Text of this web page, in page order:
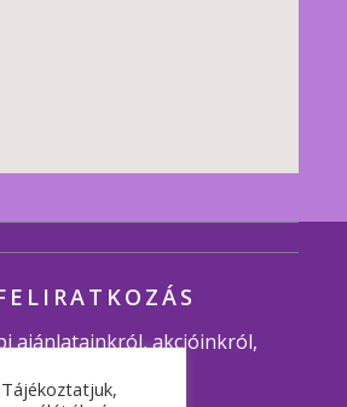
ajánlatainkról, akcióinkról,